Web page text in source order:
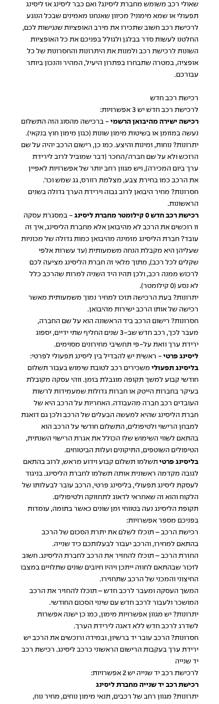
שאולי רכב משומש מחברת ליסינג? ואם כבר ליסינג אז ליסינג
תפעולי או שמא מימוני? מכיוון שאנחנו מאמינים שבכל הנוגע
לרכישת רכב חשוב שתכירו את מירב האופציות שנגישות לכם,
החלטנו לעשות סדר בבלגן ולגולל בפניכם את כל האופציות
השונות לרכישת רכב ולמנות את היתרונות והחסרונות של כל
אופציה, במטרה שתבחרו בפתרון היעיל, המהיר והנכון ביותר
עבורכם.
רכישת רכב חדש
לרכישת רכב חדש יש 3 אפשרויות:
רכישה ישירה מהיבואן הרשמי - ברכישה מהסוג הזה התשלום
נעשה במזומן או בשיטות מימון שונות (כגון מימון חוץ בנקאי).
יתרונות? נוחות, זמינות והיצע. כמו כן, רישום הרכב יהיה על שם
הרוכש ולא על שם חברה/החכר (דבר שמוביל לרוב לירידת
ערך ביום המכירה), ויש מגוון רחב יותר של אפשרויות לאפיין
את הרכב כמו בחירת צבע, מצלמת רוורס, גג שמש וכו'.
חסרונות? מחיר היבואן לרוב גבוה וירידת הערך גדולה בשנים
הראשונות.
רכישת רכב חדש 0 קילומטר מחברת ליסינג
- במסגרת עסקה
זו רוכשים את הרכב לא מהיבואן אלא מחברת הליסינג, איך זה
עובד? חברת הליסינג מזמינה מהיבואן כמות גדולה של מכוניות
שעליהן היא מקבלת הנחה משמעותית (עד עשרות אלפי
שקלים לכל רכב), מתוך מלאי זה חברת הליסינג מציעה לכם
לרכוש ממנה רכב, ולכן תהיו היד השניה למרות שהרכב כלל
לא נסע (0 קילומטר).
יתרונות? בעת הרכישה תזכו למחיר נמוך משמעותית מאשר
רכישה של אותו הרכב ישירות מהיבואן.
חסרונות? רישום הרכב ביד הראשונה הוא על שם החברה,
מעבר לכך, רכב חדש שב-3 שנים החליף שתי ידיים, יספוג
ירידת ערך וזאת על-פי תחשיבי מחירונים מסוימים.
ליסינג פרטי - ראשית יש להבדיל בין ליסינג תפעולי לפרטי:
בליסינג תפעולי משכירים רכב לטובת שימוש בעבור תשלום
חודשי קבוע למשך תקופה מוגבלת בזמן. זוהי עסקה מקובלת
בעיקר בחברות הייטק או חברות גדולות שמעמידות לרשות
העובדים רכב חברה מהעבודה. האחריות על הרכב היא של
חברת הליסינג שהיא למעשה הבעלים של הרכב ולכן גם דואגת
למבחן הרישוי ולטיפולים, התשלום חודשי על הרכב הוא
בהתאם לשווי השימוש שלו הכולל את אגרת הרישוי השנתית,
הטיפולים השוטפים, התיקונים ועלות הביטוחים.
בליסינג פרטי תשלמו תשלום קבוע וידוע מראש, לרוב בהתאם
לגובה מקדמה ראשונית אותה תשלמו לחברת הליסינג. בניגוד
לעסקת ליסינג תפעולי, בליסינג פרטי, הרכב עובר לבעלותו של
הלקוח והוא זה שאחראי לדאוג לתחזוקה ולטיפולים.
תקופת הליסינג נעה בטווחי זמן שונים כאשר בתומה, עומדות
בפניכם מספר אפשרויות:
רכישת הרכב – תוכלו לשלם את יתרת הסכום של הרכב
בהתאם למחירו, והרכב יעבור לבעלותכם כיד שנייה.
החזרת הרכב – תוכלו להחזיר את הרכב לחברת הליסינג. חשוב
לזכור שבהתאם לחוזה ייתכן ויהיו חיובים שונים שתלויים במצבו
החיצוני והמכני של הרכב שתחזירו.
המשך העסקה ומעבר לרכב חדש – תוכלו להחזיר את הרכב
המושכר ולעבור לרכב חדש עם שינוי הסכום החודשי.
יתרונות? יש מגוון אפשרויות מימון, כמו כן ישנה אפשרות
לשדרג לרכב חדש ללא דאגה לירידת הערך.
חסרונות? הרכב עובר יד ברשיון, ובמידה ורוכשים את הרכב יש
ירידת ערך בעקבות הרישום הראשוני כרכב ליסינג. רכישת רכב
יד שנייה
לרכישת רכב יד שנייה יש 2 אפשרויות:
רכישת רכב יד שנייה מחברת ליסינג
יתרונות? מגוון רחב של רכבים, תנאי מימון נוחים, מחיר נוח,